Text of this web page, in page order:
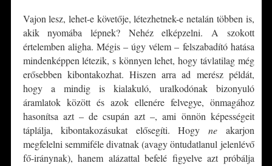
Vajon lesz, lehet-e követője, létezhetnek-e netalán többen is,
akik nyomába lépnek? Nehéz elképzelni. A szokott
értelemben aligha. Mégis – úgy vélem – felszabadító hatása
mindenképpen létezik, s könnyen lehet, hogy távlatilag még
erősebben kibontakozhat. Hiszen arra ad merész példát,
hogy a mindig is kialakuló, uralkodónak bizonyuló
áramlatok között és azok ellenére felvegye, önmagához
hasonítsa azt – de csupán azt –, ami önnön képességeit
táplálja, kibontakozásukat elősegíti. Hogyne akarjon
megfelelni semmiféle divatnak (avagy öntudatlanul jelenlévő
fő-iránynak), hanem alázattal befelé figyelve azt próbálja